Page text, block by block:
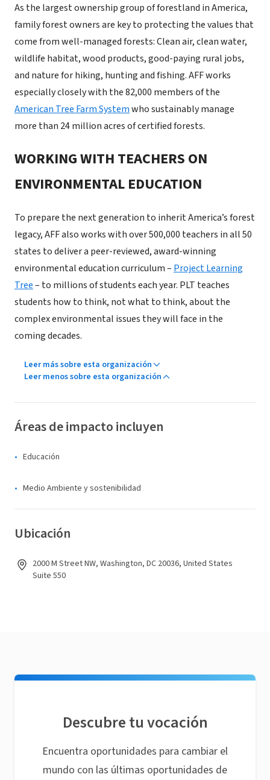
As the largest ownership group of forestland in America,
family forest owners are key to protecting the values that
come from well-managed forests: Clean air, clean water,
wildlife habitat, wood products, good-paying rural jobs,
and nature for hiking, hunting and fishing. AFF works
especially closely with the 82,000 members of the
American Tree Farm Systemwho sustainably manage
more than 24 million acres of certified forests.
WORKING WITH TEACHERS ON
ENVIRONMENTAL EDUCATION
To prepare the next generation to inherit America’s forest
legacy, AFF also works with over 500,000 teachers in all 50
states to deliver a peer-reviewed, award-winning
environmental education curriculum – Project Learning
Tree– to millions of students each year. PLT teaches
students how to think, not what to think, about the
complex environmental issues they will face in the
coming decades.
Leer más sobre esta organización
Leer menos sobre esta organización
Áreas de impacto incluyen
Educación
Medio Ambiente y sostenibilidad
Ubicación
2000 M Street NW, Washington, DC 20036, United States
Suite 550
Descubre tu vocación
Encuentra oportunidades para cambiar el
mundo con las últimas oportunidades de